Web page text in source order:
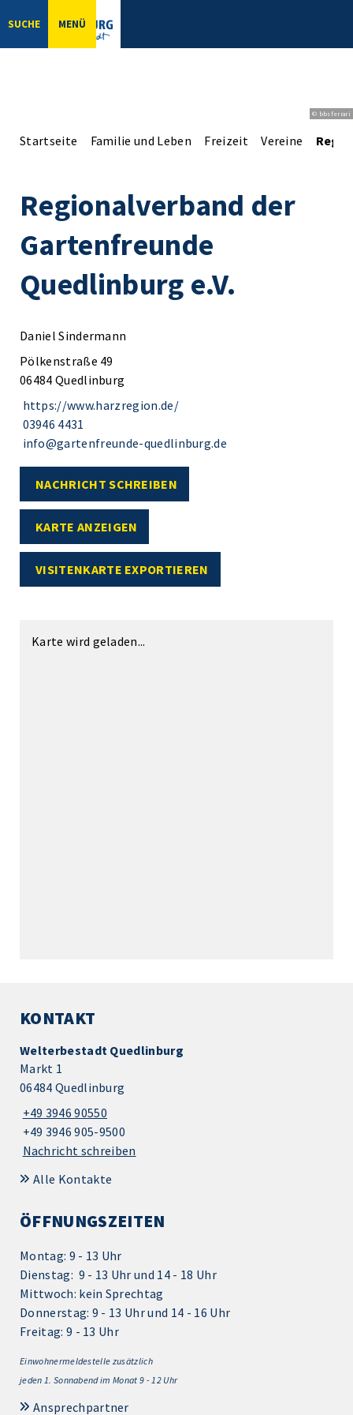
SUCHE MENÜ
© bbsferrari
Startseite Familie und Leben Freizeit Vereine
Regionalverband der
Gartenfreunde
Quedlinburg e.V.
Daniel Sindermann
Pölkenstraße 49
06484 Quedlinburg
https://www.harzregion.de/
03946 4431
info@gartenfreunde-quedlinburg.de
NACHRICHT SCHREIBEN
KARTE ANZEIGEN
VISITENKARTE EXPORTIEREN
Karte wird geladen...
KONTAKT
Welterbestadt Quedlinburg
Markt 1
06484 Quedlinburg
+49 3946 90550
+49 3946 905-9500
Nachricht schreiben
Alle Kontakte
ÖFFNUNGSZEITEN
Montag: 9 - 13 Uhr
Dienstag: 9 - 13 Uhr und 14 - 18 Uhr
Mittwoch: kein Sprechtag
Donnerstag: 9 - 13 Uhr und 14 - 16 Uhr
Freitag: 9 - 13 Uhr
Einwohnermeldestelle zusätzlich
jeden 1. Sonnabend im Monat 9 - 12 Uhr
Ansprechpartner